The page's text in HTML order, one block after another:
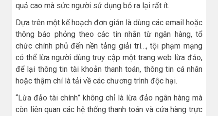
quả cao mà sức người sử dụng bỏ ra lại rất ít.
Dựa trên một kế hoạch đơn giản là dùng các email hoặc
thông báo phỏng theo các tin nhắn từ ngân hàng, tổ
chức chính phủ đến nền tảng giải trí…, tội phạm mạng
có thể lừa người dùng truy cập một trang web lừa đảo,
để lại thông tin tài khoản thanh toán, thông tin cá nhân
hoặc thậm chí là tải về các chương trình độc hại.
“Lừa đảo tài chính” không chỉ là lừa đảo ngân hàng mà
còn liên quan các hệ thống thanh toán và cửa hàng trực